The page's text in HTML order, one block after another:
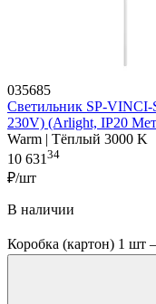
035685
Светильник SP-VINCI-
230V) (Arlight, IP20
Warm | Тёплый 3000 K
10 63134
₽/шт
В наличии
Коробка (картон) 1 шт